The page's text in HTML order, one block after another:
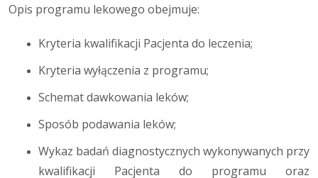
Opis programu lekowego obejmuje:
Kryteria kwalifikacji Pacjenta do leczenia;
Kryteria wyłączenia z programu;
Schemat dawkowania leków;
Sposób podawania leków;
Wykaz badań diagnostycznych wykonywanych przy
kwalifikacji Pacjenta do programu oraz